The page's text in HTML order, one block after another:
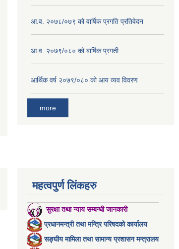
आ.व. २०७८/०७९ को वार्षिक प्रगति प्रतिवेदन
आ.व. २०७९/०८० को बार्षिक प्रगती
आर्थिक वर्ष २०७९/०८० को आय व्यव विवरण
more
महत्वपुर्ण लिंकहरु
सुरक्षा तथा न्याय सम्बन्धी जानकारी
प्रधानमन्त्री तथा मन्त्रि परिषदको कार्यालय
सङ्घीय मामिला तथा सामान्य प्रशासन मन्त्रालय